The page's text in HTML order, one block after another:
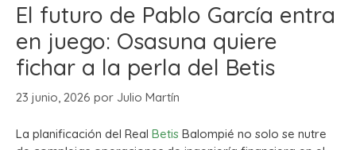
El futuro de Pablo García entra
en juego: Osasuna quiere
fichar a la perla del Betis
23 junio, 2026 por Julio Martín
La planificación del Real Betis Balompié no solo se nutre